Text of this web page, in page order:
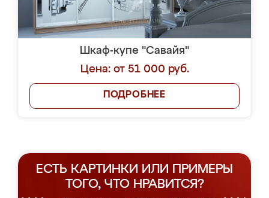
Шкаф-купе "Савайя"
Цена: от 51 000 руб.
ПОДРОБНЕЕ
ЕСТЬ КАРТИНКИ ИЛИ ПРИМЕРЫ
ТОГО, ЧТО НРАВИТСЯ?